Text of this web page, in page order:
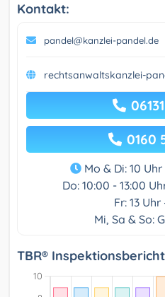
Kontakt:
pandel@kanzlei-pandel.de
rechtsanwaltskanzlei-
0160
Mo & Di: 10 Uhr
Do: 10:00 - 13:00
Fr: 13 Uhr
Mi, Sa & So:
TBR®